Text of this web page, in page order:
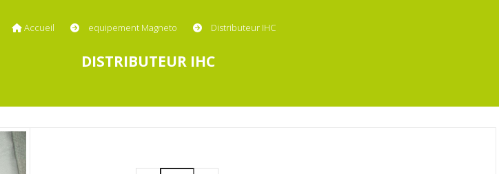
Accueil equipement Magneto Distributeur IHC
DISTRIBUTEUR IHC